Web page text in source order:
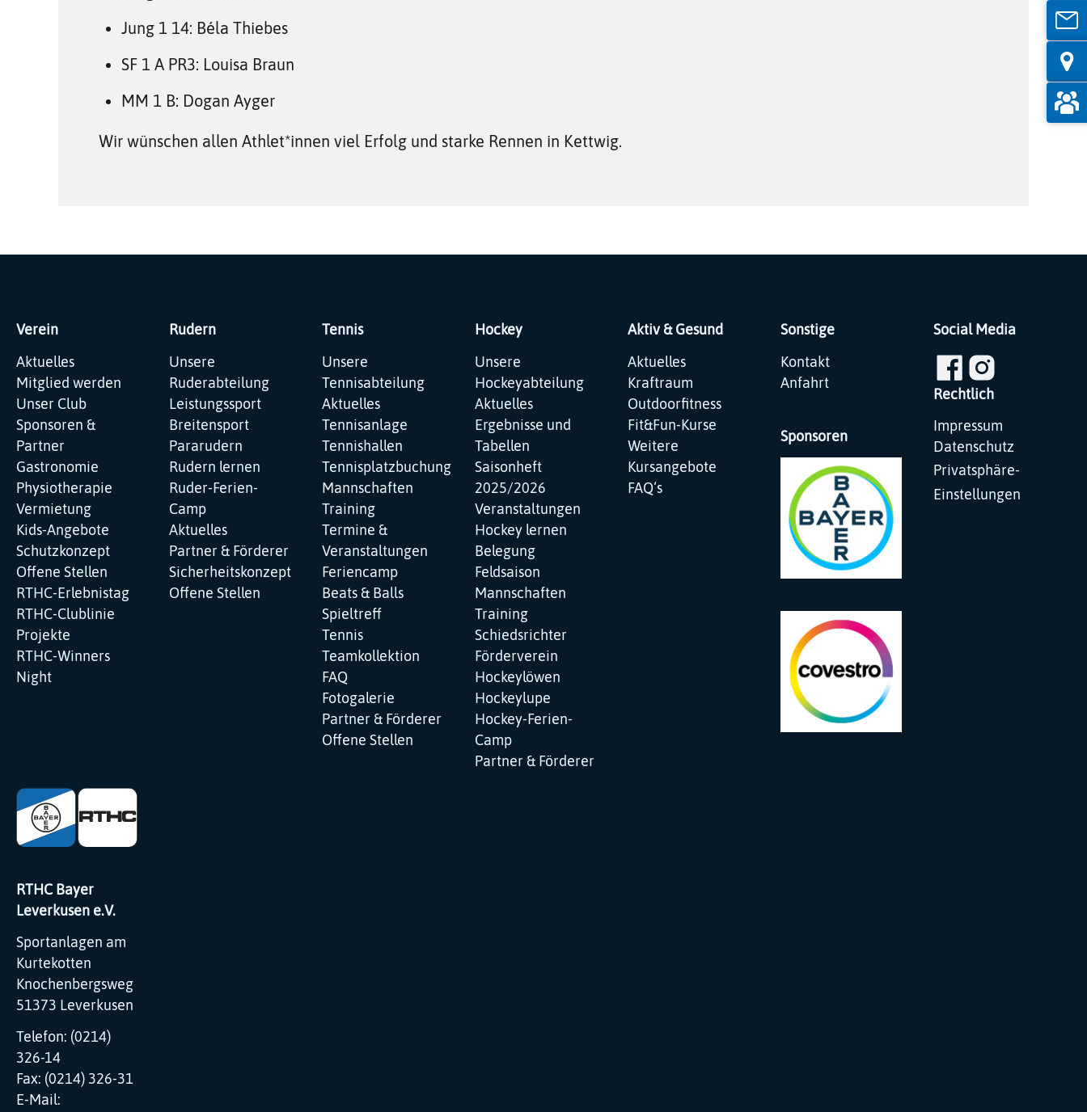
Jung 1 14: Béla Thiebes
SF 1 A PR3: Louisa Braun
MM 1 B: Dogan Ayger
Wir wünschen allen Athlet*innen viel Erfolg und starke Rennen in Kettwig.
Verein
Navigation
überspringen
Aktuelles
Mitglied werden
Unser Club
Sponsoren &
Partner
Gastronomie
Physiotherapie
Vermietung
Kids-Angebote
Schutzkonzept
Offene Stellen
RTHC-Erlebnistag
RTHC-Clublinie
Projekte
RTHC-Winners
Night
Rudern
Navigation
überspringen
Unsere
Ruderabteilung
Leistungssport
Breitensport
Pararudern
Rudern lernen
Ruder-Ferien-
Camp
Aktuelles
Partner & Förderer
Sicherheitskonzept
Offene Stellen
Tennis
Navigation
überspringen
Unsere
Tennisabteilung
Aktuelles
Tennisanlage
Tennishallen
Tennisplatzbuchung
Mannschaften
Training
Termine &
Veranstaltungen
Feriencamp
Beats & Balls
Spieltreff
Tennis
Teamkollektion
FAQ
Fotogalerie
Partner & Förderer
Offene Stellen
Hockey
Navigation
überspringen
Unsere
Hockeyabteilung
Aktuelles
Ergebnisse und
Tabellen
Saisonheft
2025/2026
Veranstaltungen
Hockey lernen
Belegung
Feldsaison
Mannschaften
Training
Schiedsrichter
Förderverein
Hockeylöwen
Hockeylupe
Hockey-Ferien-
Camp
Partner & Förderer
Aktiv & Gesund
Navigation
überspringen
Aktuelles
Kraftraum
Outdoorfitness
Fit&Fun-Kurse
Weitere
Kursangebote
FAQ‘s
Sonstige
Navigation
überspringen
Kontakt
Anfahrt
Sponsoren
Social Media
Rechtlich
Navigation
überspringen
Impressum
Datenschutz
Privatsphäre-
Einstellungen
RTHC Bayer
Leverkusen e.V.
Sportanlagen am
Kurtekotten
Knochenbergsweg
51373 Leverkusen
Telefon: (0214)
326-14
Fax: (0214) 326-31
E-Mail: